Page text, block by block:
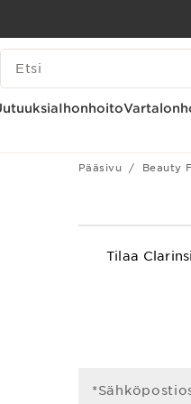
HAKUHISTORIA
Ihonhoito
Pääsivu Beauty
Tilaa